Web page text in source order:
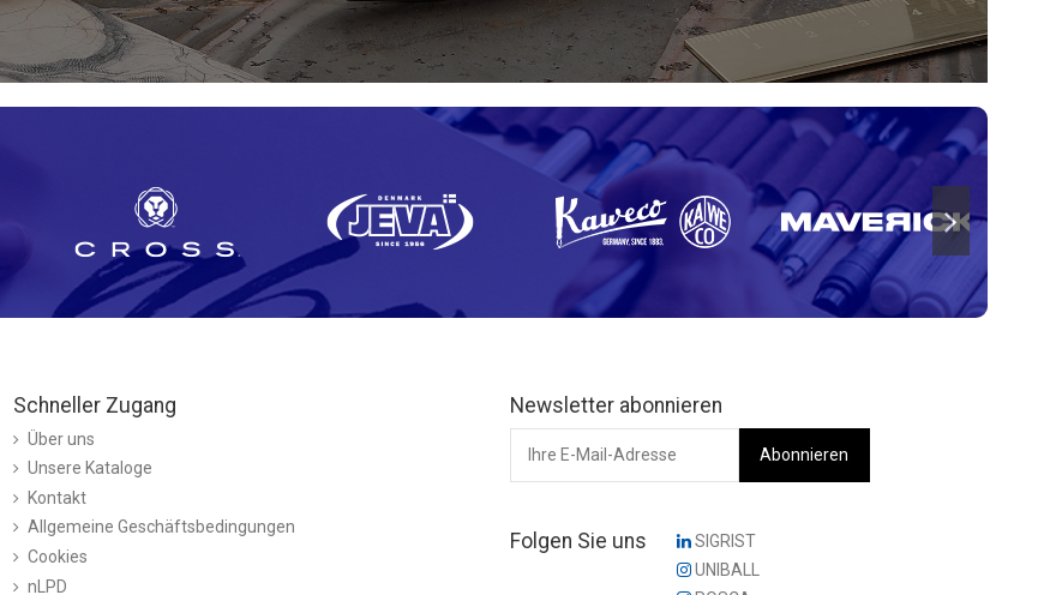
Schneller Zugang
Über uns
Unsere Kataloge
Kontakt
Allgemeine Geschäftsbedingungen
Cookies
nLPD
Newsletter abonnieren
Folgen Sie uns
SIGRIST
UNIBALL